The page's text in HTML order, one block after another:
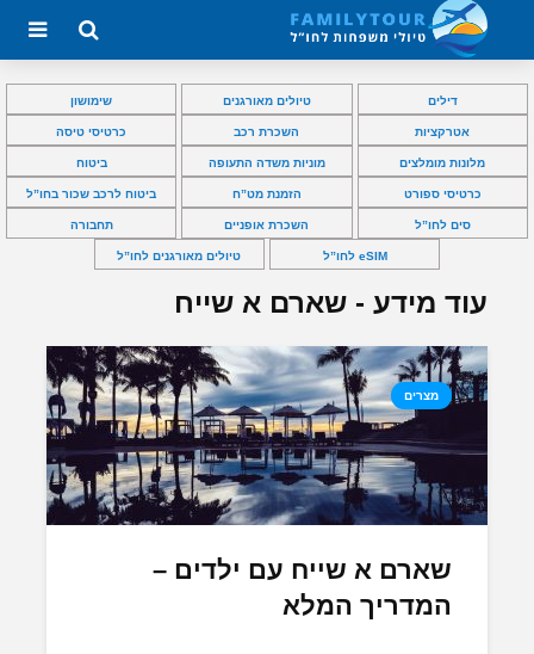
דילים טיולים מאורגנים שימושון
אטרקציות השכרת רכב כרטיסי טיסה
מלונות מומלצים מוניות משדה התעופה ביטוח
כרטיסי ספורט הזמנת מט”ח ביטוח לרכב שכור בחו”ל
סים לחו”ל השכרת אופניים תחבורה
eSIM לחו”ל טיולים מאורגנים לחו”ל
עוד מידע - שארם א שייח
מצרים
שארם א שייח עם ילדים –
המדריך המלא